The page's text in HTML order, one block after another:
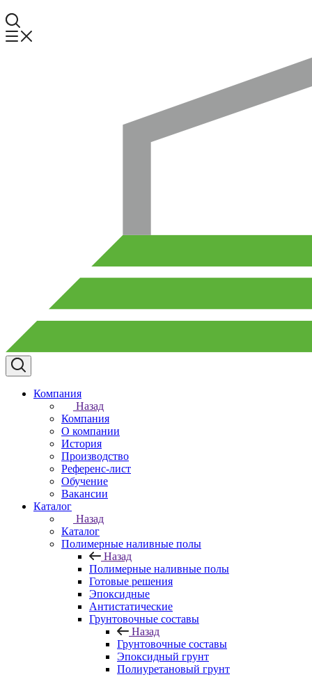
Компания
Назад
Компания
О компании
История
Производство
Референс-лист
Обучение
Вакансии
Каталог
Назад
Каталог
Полимерные наливные полы
Назад
Полимерные наливные полы
Готовые решения
Эпоксидные
Антистатические
Грунтовочные составы
Назад
Грунтовочные составы
Эпоксидный грунт
Полиуретановый грунт